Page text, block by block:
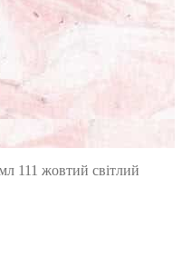
111 жовтий світлий